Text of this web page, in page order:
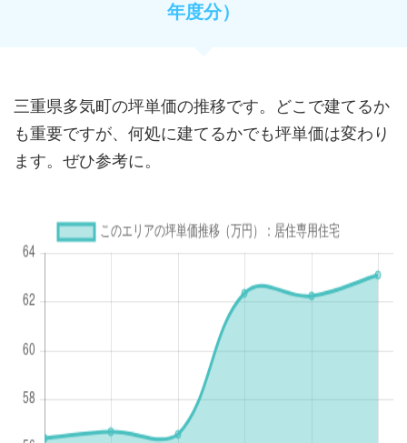
年度分）
三重県多気町の坪単価の推移です。どこで建てるか
も重要ですが、何処に建てるかでも坪単価は変わり
ます。ぜひ参考に。